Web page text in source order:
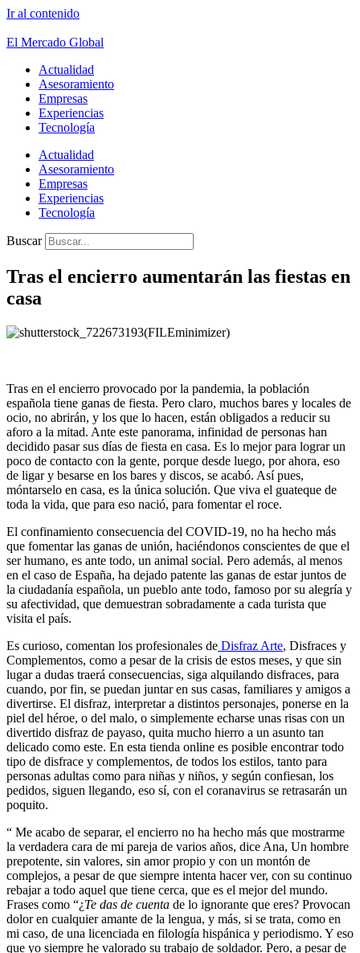
Ir al contenido
El Mercado Global
Actualidad
Asesoramiento
Empresas
Experiencias
Tecnología
Actualidad
Asesoramiento
Empresas
Experiencias
Tecnología
Buscar
Tras el encierro aumentarán las fiestas en
casa
Tras en el encierro provocado por la pandemia, la población
española tiene ganas de fiesta. Pero claro, muchos bares y locales de
ocio, no abrirán, y los que lo hacen, están obligados a reducir su
aforo a la mitad. Ante este panorama, infinidad de personas han
decidido pasar sus días de fiesta en casa. Es lo mejor para lograr un
poco de contacto con la gente, porque desde luego, por ahora, eso
de ligar y besarse en los bares y discos, se acabó. Así pues,
móntarselo en casa, es la única solución. Que viva el guateque de
toda la vida, que para eso nació, para fomentar el roce.
El confinamiento consecuencia del COVID-19, no ha hecho más
que fomentar las ganas de unión, haciéndonos conscientes de que el
ser humano, es ante todo, un animal social. Pero además, al menos
en el caso de España, ha dejado patente las ganas de estar juntos de
la ciudadanía española, un pueblo ante todo, famoso por su alegría y
su afectividad, que demuestran sobradamente a cada turista que
visita el país.
Es curioso, comentan los profesionales de Disfraz Arte, Disfraces y
Complementos, como a pesar de la crisis de estos meses, y que sin
lugar a dudas traerá consecuencias, siga alquilando disfraces, para
cuando, por fin, se puedan juntar en sus casas, familiares y amigos a
divertirse. El disfraz, interpretar a distintos personajes, ponerse en la
piel del héroe, o del malo, o simplemente echarse unas risas con un
divertido disfraz de payaso, quita mucho hierro a un asunto tan
delicado como este. En esta tienda online es posible encontrar todo
tipo de disfrace y complementos, de todos los estilos, tanto para
personas adultas como para niñas y niños, y según confiesan, los
pedidos, siguen llegando, eso sí, con el coranavirus se retrasarán un
poquito.
“ Me acabo de separar, el encierro no ha hecho más que mostrarme
la verdadera cara de mi pareja de varios años, dice Ana, Un hombre
prepotente, sin valores, sin amor propio y con un montón de
complejos, a pesar de que siempre intenta hacer ver, con su continuo
rebajar a todo aquel que tiene cerca, que es el mejor del mundo.
Frases como “¿Te das de cuenta de lo ignorante que eres? Provocan
dolor en cualquier amante de la lengua, y más, si se trata, como en
mi caso, de una licenciada en filología hispánica y periodismo. Y eso
que yo siempre he valorado su trabajo de soldador. Pero, a pesar de